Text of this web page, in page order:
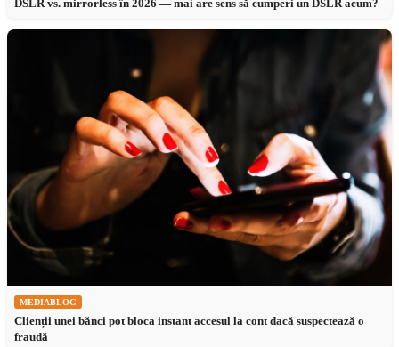
DSLR vs. mirrorless în 2026 — mai are sens să cumperi un DSLR acum?
MEDIABLOG
Clienții unei bănci pot bloca instant accesul la cont dacă suspectează o
fraudă